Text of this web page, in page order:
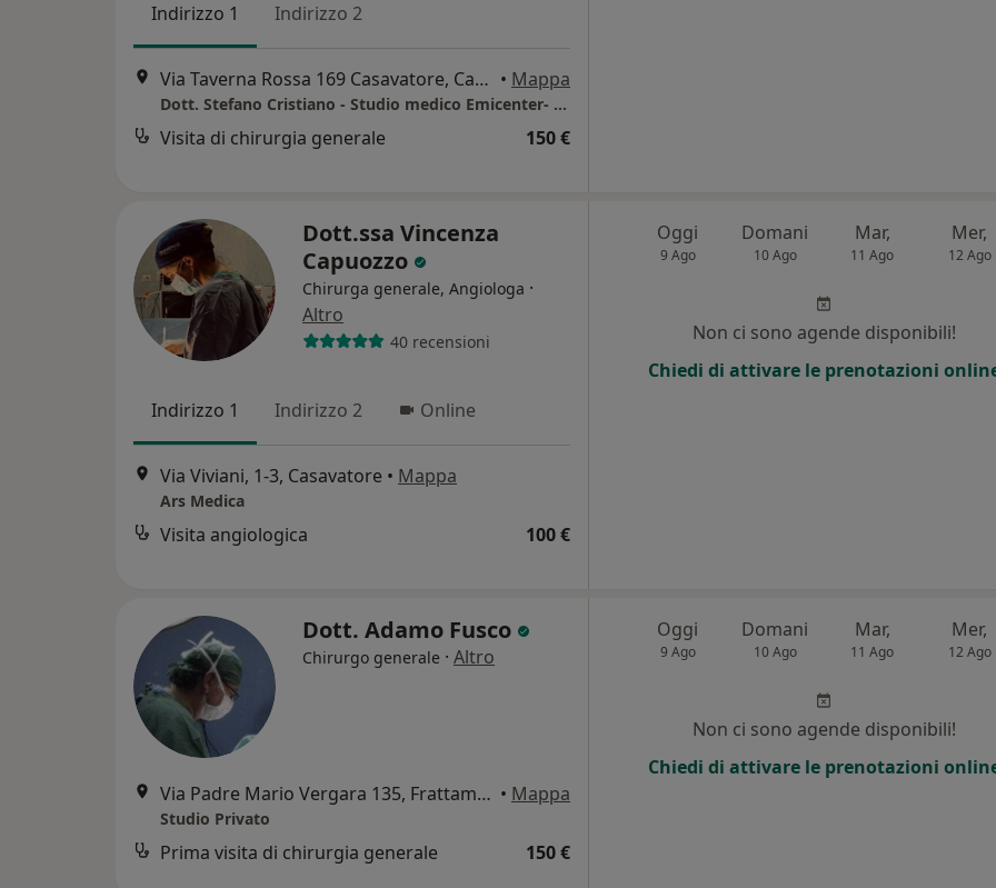
Indirizzo 1 Indirizzo 2
Via Taverna Rossa 169 Casavatore, Casavatore • Mappa
Dott. Stefano Cristiano - Studio medico Emicenter- Casavatore
Visita di chirurgia generale 150 €
Dott.ssa Vincenza
Capuozzo
Chirurga generale, Angiologa ·
Altro
40 recensioni
Indirizzo 1 Indirizzo 2 Online
Via Viviani, 1-3, Casavatore • Mappa
Ars Medica
Visita angiologica 100 €
Oggi
9 Ago
Domani
10 Ago
Mar,
11 Ago
Mer,
12 Ago
Non ci sono agende disponibili!
Chiedi di attivare le prenotazioni
Dott. Adamo Fusco
Chirurgo generale · Altro
Via Padre Mario Vergara 135, Frattamaggiore • Mappa
Studio Privato
Prima visita di chirurgia generale 150 €
Oggi
9 Ago
Domani
10 Ago
Mar,
11 Ago
Mer,
12 Ago
Non ci sono agende disponibili!
Chiedi di attivare le prenotazioni